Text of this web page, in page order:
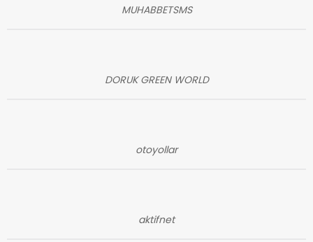
MUHABBETSMS
DORUK GREEN WORLD
otoyollar
aktifnet